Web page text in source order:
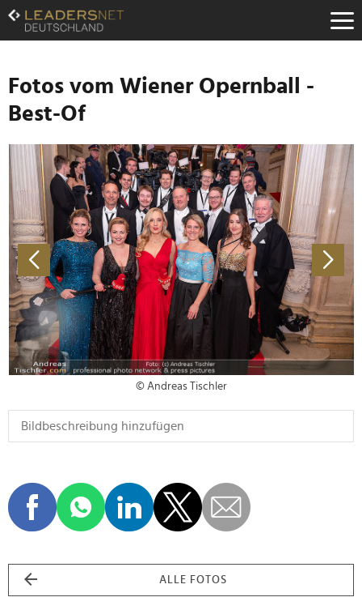
Zum
Inhalt
Zur
Navigation
Zur
Hauptnavigation
Fotos vom Wiener Opernball -
Best-Of
© Andreas Tischler
ALLE FOTOS